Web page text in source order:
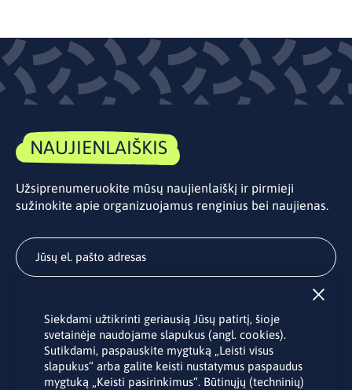
NAUJIENLAIŠKIS
Užsiprenumeruokite mūsų naujienlaiškį ir pirmieji
sužinokite apie organizuojamus renginius bei naujienas.
Užsakydami LINO biuro naujienlaiškį Jūs sutinkate su Jūsų
asmens duomenų tvarkymu pateiktu “Privatumo politikoje
Siekdami užtikrinti geriausią Jūsų patirtį, šioje
svetainėje naudojame slapukus (angl. cookies).
Sutikdami, paspauskite mygtuką „Leisti visus
slapukus“ arba galite keisti nustatymus paspaudus
mygtuką „Keisti pasirinkimus“. Būtinųjų (techninių)